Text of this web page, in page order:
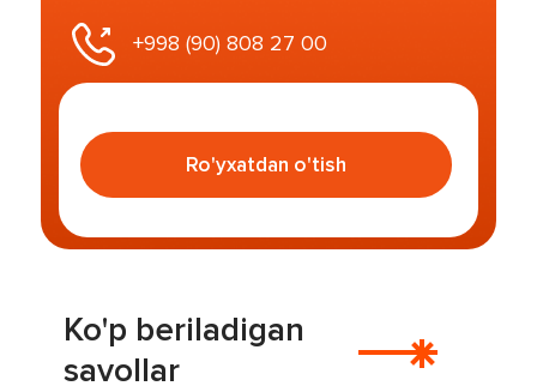
Ro'yxatdan o'tish
+998 (90) 808 27 00
Ko'p beriladigan
savollar